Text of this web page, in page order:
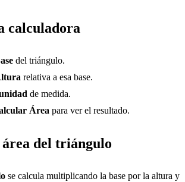
calculadora
del triángulo.
relativa a esa base.
de medida.
Área para ver el resultado.
del triángulo
se calcula multiplicando la base por la altura y